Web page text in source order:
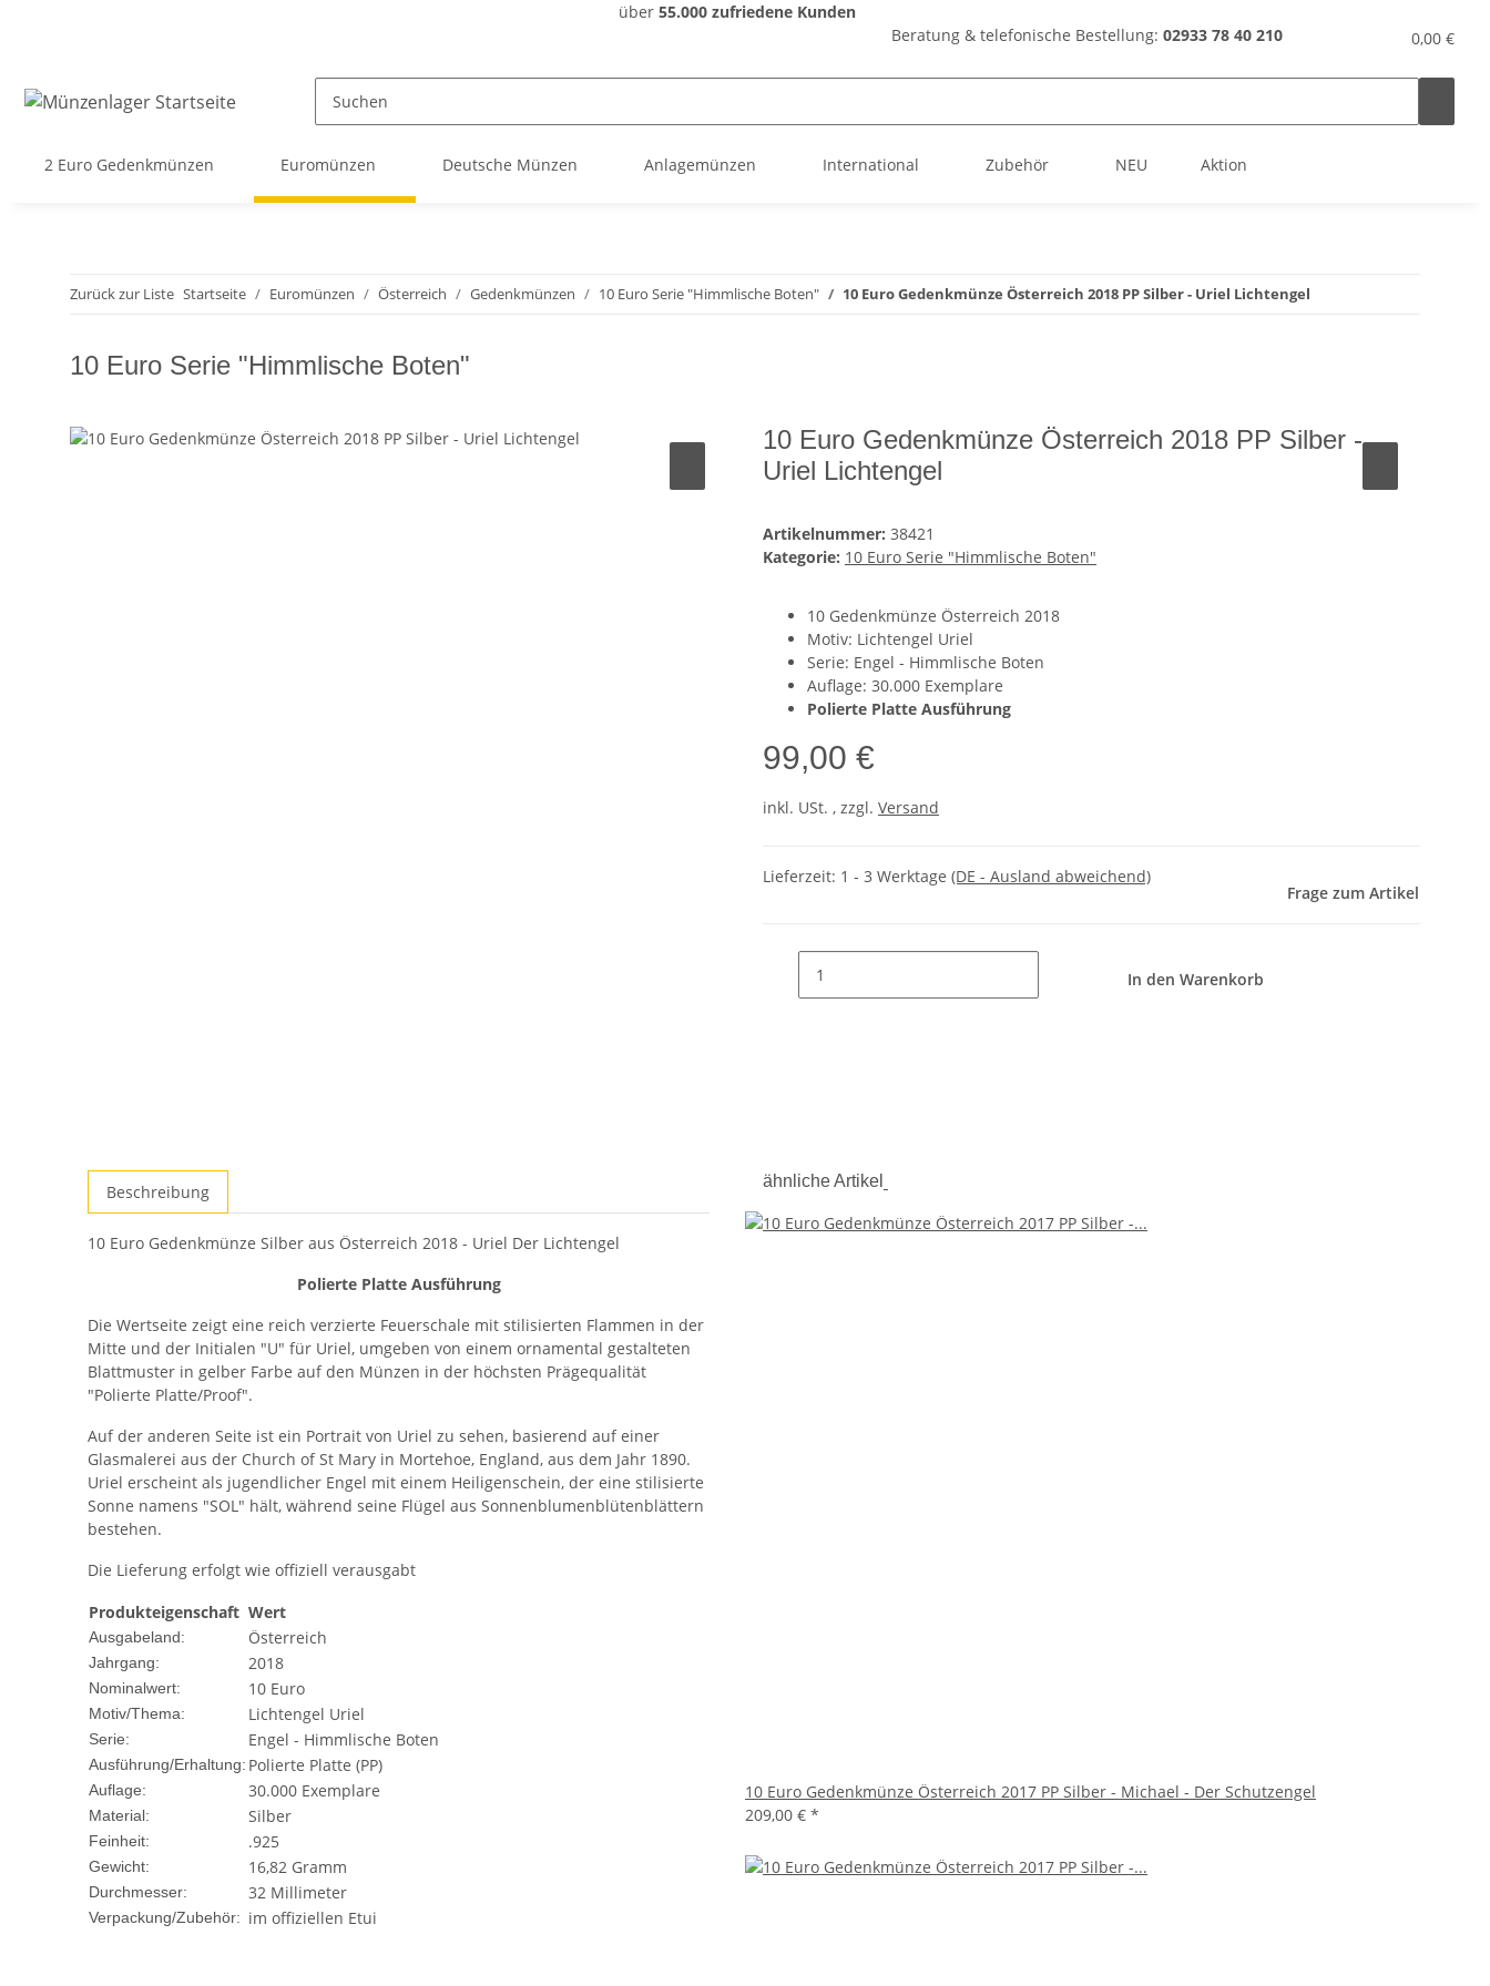
über 55.000 zufriedene Kunden
Beratung & telefonische Bestellung: 02933 78 40 210 0,00 €
2 Euro Gedenkmünzen Euromünzen Deutsche Münzen Anlagemünzen International Zubehör NEU Aktion
Zurück zur Liste Startseite Euromünzen Österreich Gedenkmünzen 10 Euro Serie "Himmlische Boten" 10 Euro Gedenkmünze Österreich 2018 PP Silber - Uriel Lichtengel
10 Euro Serie "Himmlische Boten"
10 Euro Gedenkmünze Österreich 2018 PP Silber -
Uriel Lichtengel
Artikelnummer: 38421
Kategorie: 10 Euro Serie "Himmlische Boten"
10 Gedenkmünze Österreich 2018
Motiv: Lichtengel Uriel
Serie: Engel - Himmlische Boten
Auflage: 30.000 Exemplare
Polierte Platte Ausführung
99,00 €
inkl. USt. , zzgl. Versand
Lieferzeit: 1 - 3 Werktage (DE - Ausland abweichend)
Frage zum Artikel
In den Warenkorb
Beschreibung
10 Euro Gedenkmünze Silber aus Österreich 2018 - Uriel Der Lichtengel
Polierte Platte Ausführung
Die Wertseite zeigt eine reich verzierte Feuerschale mit stilisierten Flammen in der
Mitte und der Initialen "U" für Uriel, umgeben von einem ornamental gestalteten
Blattmuster in gelber Farbe auf den Münzen in der höchsten Prägequalität
"Polierte Platte/Proof".
Auf der anderen Seite ist ein Portrait von Uriel zu sehen, basierend auf einer
Glasmalerei aus der Church of St Mary in Mortehoe, England, aus dem Jahr 1890.
Uriel erscheint als jugendlicher Engel mit einem Heiligenschein, der eine stilisierte
Sonne namens "SOL" hält, während seine Flügel aus Sonnenblumenblütenblättern
bestehen.
Die Lieferung erfolgt wie offiziell verausgabt
Produkteigenschaft Wert
Ausgabeland: Österreich
Jahrgang: 2018
Nominalwert: 10 Euro
Motiv/Thema: Lichtengel Uriel
Serie: Engel - Himmlische Boten
Ausführung/Erhaltung: Polierte Platte (PP)
Auflage: 30.000 Exemplare
Material: Silber
Feinheit: .925
Gewicht: 16,82 Gramm
Durchmesser: 32 Millimeter
Verpackung/Zubehör: im offiziellen Etui
ähnliche Artikel
10 Euro Gedenkmünze Österreich 2017 PP Silber - Michael - Der Schutzengel
209,00 € *